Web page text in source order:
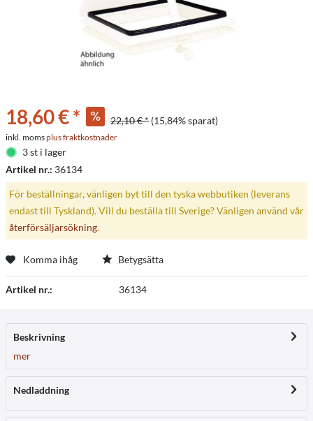
18,60 € * 22,10 € * (15,84% sparat)
inkl. momsplus fraktkostnader
3 st i lager
Artikel nr.: 36134
För beställningar, vänligen byt till den tyska webbutiken (leverans
endast till Tyskland). Vill du beställa till Sverige? Vänligen använd vår
återförsäljarsökning.
Komma ihåg Betygsätta
Artikel nr.: 36134
Beskrivning
mer
Nedladdning